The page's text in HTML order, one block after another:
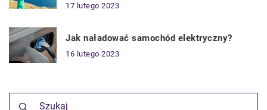
17 lutego 2023
Jak naładować samochód elektryczny?
16 lutego 2023